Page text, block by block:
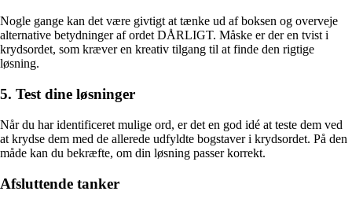
Nogle gange kan det være givtigt at tænke ud af boksen og overveje
alternative betydninger af ordet DÅRLIGT. Måske er der en tvist i
krydsordet, som kræver en kreativ tilgang til at finde den rigtige
løsning.
5. Test dine løsninger
Når du har identificeret mulige ord, er det en god idé at teste dem ved
at krydse dem med de allerede udfyldte bogstaver i krydsordet. På den
måde kan du bekræfte, om din løsning passer korrekt.
Afsluttende tanker